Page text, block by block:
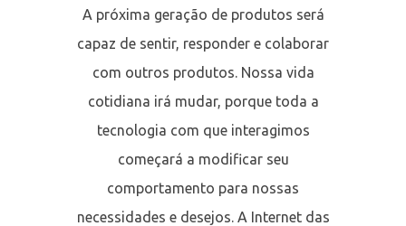
A próxima geração de produtos será
capaz de sentir, responder e colaborar
com outros produtos. Nossa vida
cotidiana irá mudar, porque toda a
tecnologia com que interagimos
começará a modificar seu
comportamento para nossas
necessidades e desejos. A Internet das